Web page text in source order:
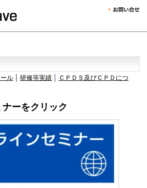
ル 研修等実績
ＣＰＤＳ及びＣＰＤにつ
ーをクリック